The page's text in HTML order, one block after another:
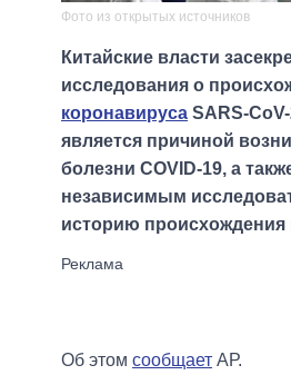
Фото из открытых источников
Китайские власти
исследования о
коронавируса SARS-
является причиной
болезни COVID-19, а
независимым
историю происхождения
Об этом сообщает АР.